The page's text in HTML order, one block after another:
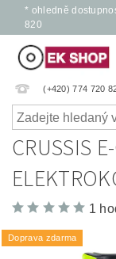
* ohledně
820
(+420) 774 720
CRUSSIS
1
Doprava zdarma